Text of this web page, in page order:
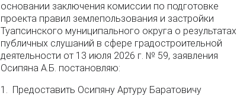
основании заключения комиссии по подготовке
проекта правил землепользования и застройки
Туапсинского муниципального округа о результатах
публичных слушаний в сфере градостроительной
деятельности от 13 июля 2026 г. № 59, заявления
Осипяна А.Б. постановляю:
1. Предоставить Осипяну Артуру Баратовичу